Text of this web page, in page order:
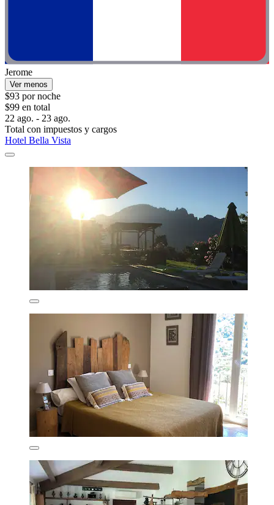
Jerome
Ver menos
$93 por noche
$99 en total
22 ago. - 23 ago.
Total con impuestos y cargos
Hotel Bella Vista